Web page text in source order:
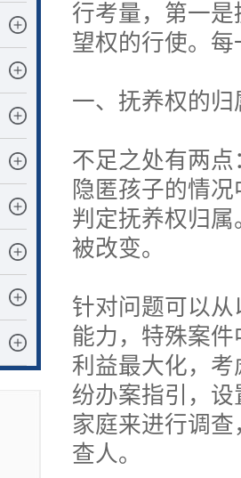
行考量，第一
望权的行使。
一、抚养权的归
不足之处有两
隐匿孩子的情
判定抚养权归
被改变。
针对问题可以
能力，特殊案
利益最大化，
纷办案指引，
家庭来进行调
查人。